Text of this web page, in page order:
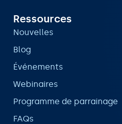
Ressources
Nouvelles
Blog
Événements
Webinaires
Programme de parrainage
FAQs